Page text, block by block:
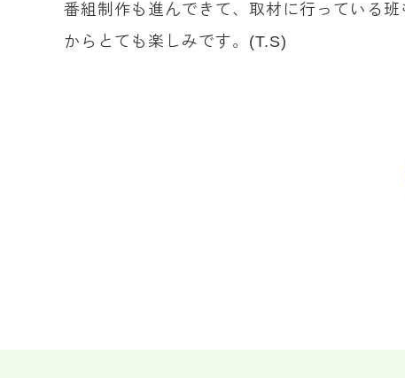
番組制作も進んできて、取材に行っている
からとても楽しみです。(T.S)